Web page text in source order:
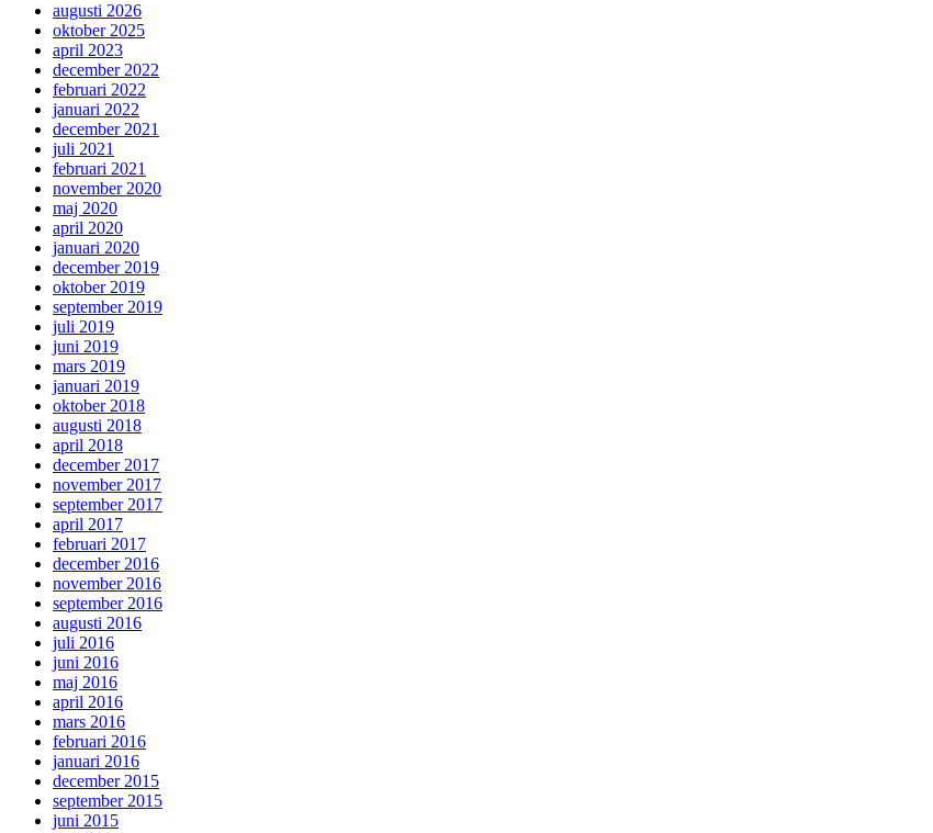
augusti 2026
oktober 2025
april 2023
december 2022
februari 2022
januari 2022
december 2021
juli 2021
februari 2021
november 2020
maj 2020
april 2020
januari 2020
december 2019
oktober 2019
september 2019
juli 2019
juni 2019
mars 2019
januari 2019
oktober 2018
augusti 2018
april 2018
december 2017
november 2017
september 2017
april 2017
februari 2017
december 2016
november 2016
september 2016
augusti 2016
juli 2016
juni 2016
maj 2016
april 2016
mars 2016
februari 2016
januari 2016
december 2015
september 2015
juni 2015